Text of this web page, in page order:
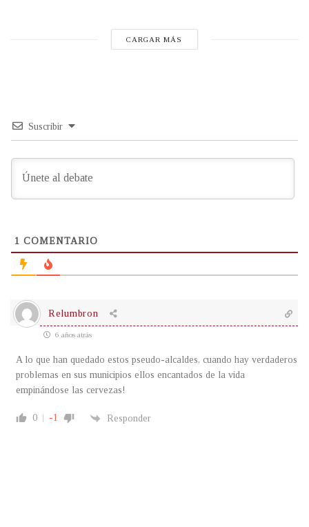
CARGAR MÁS
Suscribir
1 COMENTARIO
Relumbron
6 años atrás
A lo que han quedado estos pseudo-alcaldes, cuando hay verdaderos
problemas en sus municipios ellos encantados de la vida
empinándose las cervezas!
0 -1 Responder